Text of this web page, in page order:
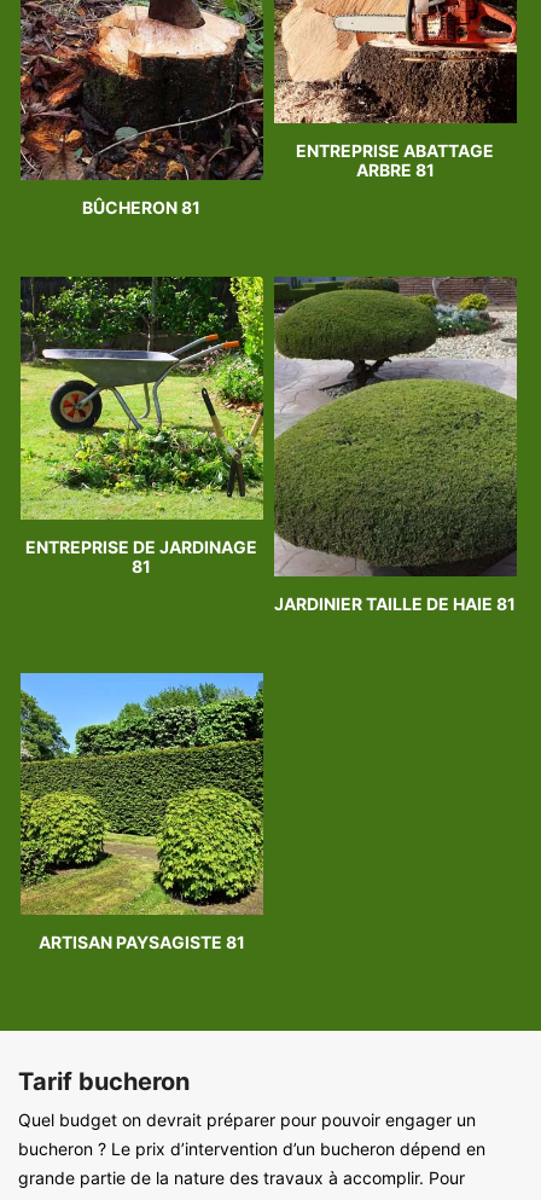
BÛCHERON 81
ENTREPRISE ABATTAGE
ARBRE 81
ENTREPRISE DE JARDINAGE
81
JARDINIER TAILLE DE HAIE 81
ARTISAN PAYSAGISTE 81
Tarif bucheron
Quel budget on devrait préparer pour pouvoir engager un
bucheron ? Le prix d’intervention d’un bucheron dépend en
grande partie de la nature des travaux à accomplir. Pour